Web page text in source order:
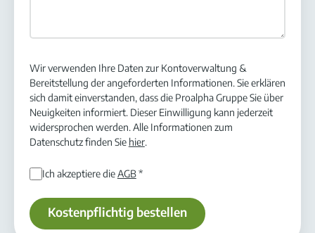
Wir verwenden Ihre Daten zur Kontoverwaltung &
Bereitstellung der angeforderten Informationen. Sie erklären
sich damit einverstanden, dass die Proalpha Gruppe Sie über
Neuigkeiten informiert. Dieser Einwilligung kann jederzeit
widersprochen werden. Alle Informationen zum
Datenschutz finden Sie hier.
Ich akzeptiere dieAGB*